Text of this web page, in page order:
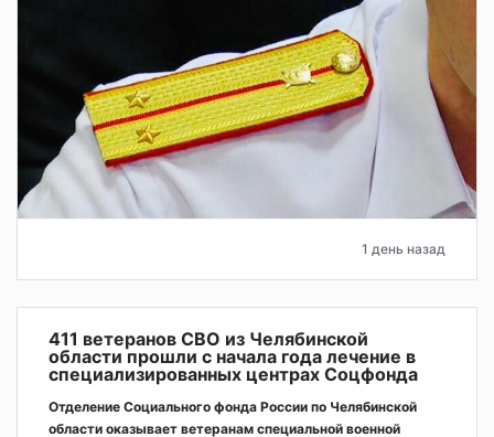
1 день назад
411 ветеранов СВО из Челябинской
области прошли с начала года лечение в
специализированных центрах Соцфонда
Отделение Социального фонда России по Челябинской
области оказывает ветеранам специальной военной